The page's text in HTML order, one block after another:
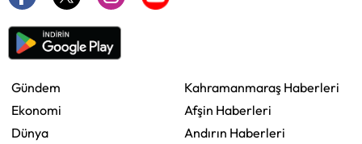
Gündem
Ekonomi
Dünya
Kahramanmaraş Haberleri
Afşin Haberleri
Andırın Haberleri